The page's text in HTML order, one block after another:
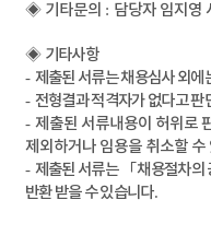
◈ 기타문의 : 담당자 임지영
◈ 기타사항
- 제출된 서류는 채용심사 외에
- 전형결과 적격자가 없다고
- 제출된 서류내용이 허위로
제외하거나 임용을 취소할 수
- 제출된 서류는 「채용절차의
반환 받을 수 있습니다.